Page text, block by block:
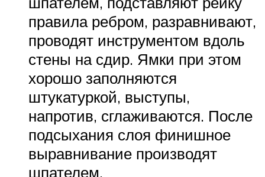
правила ребром, разравнивают,
проводят инструментом вдоль
стены на сдир. Ямки при этом
хорошо заполняются
штукатуркой, выступы,
напротив, сглаживаются. После
подсыхания слоя финишное
выравнивание производят
шпателем.